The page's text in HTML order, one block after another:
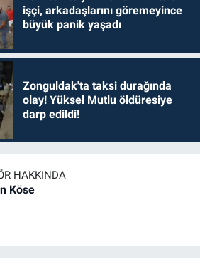
işçi, arkadaşlarını göremeyince
büyük panik yaşadı
Zonguldak'ta taksi durağında
olay! Yüksel Mutlu öldüresiye
darp edildi!
HAKKINDA
Köse